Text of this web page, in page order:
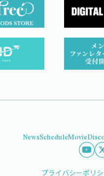
NewsScheduleMovie
プライバシーポリ